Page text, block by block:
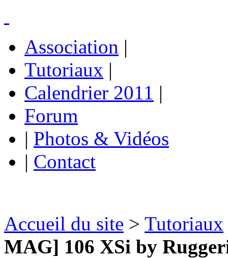
Association |
Tutoriaux |
Calendrier 2011 |
Forum
| Photos & Vidéos
| Contact
Accueil du site > Tutoriaux
MAG] 106 XSi by